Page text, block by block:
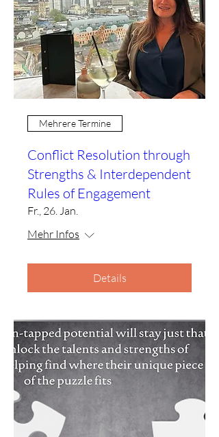
Mehrere Termine
Conflict Resolution through
Strengths & Interdependent
Rules of Engagement
Fr., 26. Jan.
Mehr Infos
Details